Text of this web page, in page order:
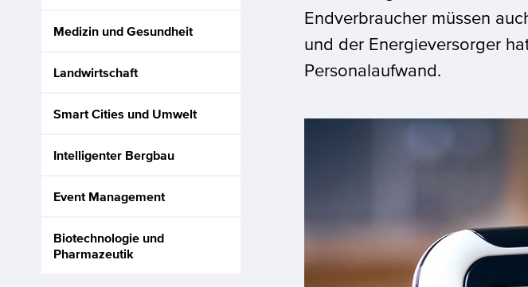
Endverbraucher müssen
und der Energieversorger
Personalaufwand.
Medizin und Gesundheit
Landwirtschaft
Smart Cities und Umwelt
Intelligenter Bergbau
Event Management
Biotechnologie und
Pharmazeutik